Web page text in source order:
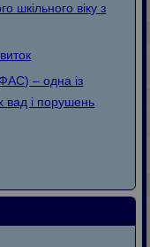
шкільного віку з
– одна із
вад і порушень